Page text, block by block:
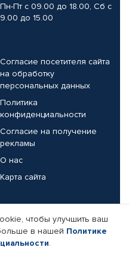
Пн-Пт с 09.00 до 18.00, Сб с
9.00 до 15.00
Согласие посетителя сайта
на обработку
персональных данных
Политика
конфиденциальности
Согласие на получение
рекламы
О нас
Карта сайта
Реквизиты компании
чтобы улучшить ваш
в нашей Политике
.